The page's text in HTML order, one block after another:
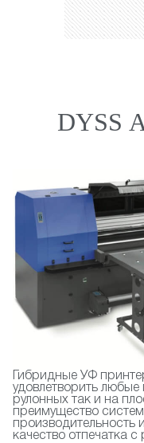
DYSS
Гибридные УФ
удовлетворить любые
рулонных так и на
преимущество
производительность
качество отпечатка